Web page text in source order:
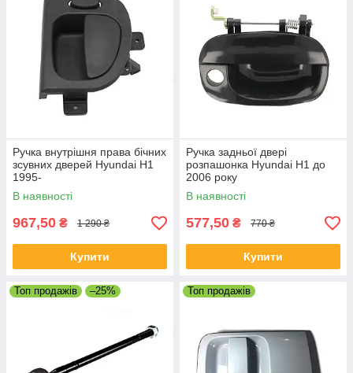
Ручка внутрішня права бічних
зсувних дверей Hyundai H1
1995-
В наявності
967,50 ₴ 1 290 ₴
Купити
Ручка задньої двері
розпашонка Hyundai H1 до
2006 року
В наявності
577,50 ₴ 770 ₴
Купити
Топ продажів –25% Топ продажів